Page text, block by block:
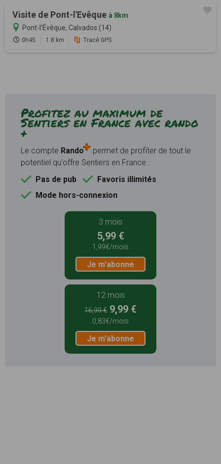
Visite de Pont-l'Evêque à 8km
Pont-l'Évêque, Calvados (14)
0h45 1.8 km Tracé GPS
Profitez au maximum de
Sentiers en France avec rando
+
Le compte Rando
permet de profiter de tout le
potentiel qu'offre Sentiers en France :
Pas de pub
Favoris illimités
Mode hors-connexion
3 mois
5,99 €
1,99€/mois
Je m'abonne
12 mois
16,99 € 9,99 €
0,83€/mois
Je m'abonne